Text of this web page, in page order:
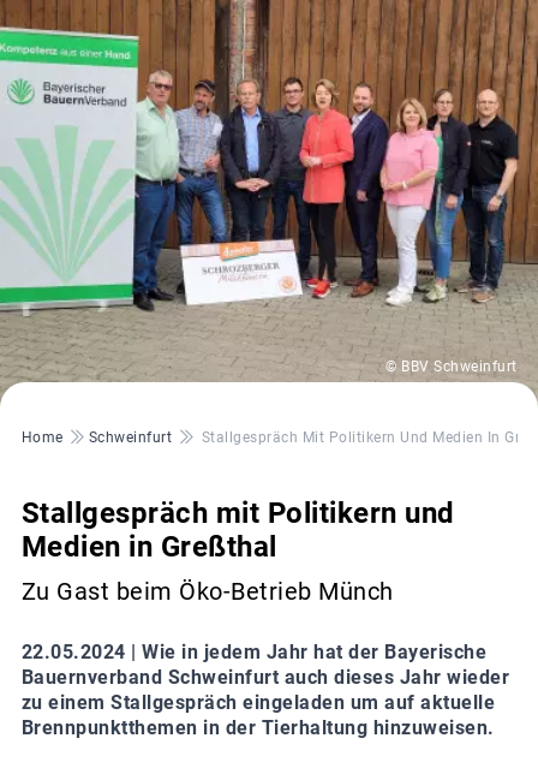
© BBV Schweinfurt
Pfadnavigation
Home Schweinfurt Stallgespräch Mit Politikern Und Medien In
Stallgespräch mit Politikern und
Medien in Greßthal
Zu Gast beim Öko-Betrieb Münch
22.05.2024 | Wie in jedem Jahr hat der Bayerische
Bauernverband Schweinfurt auch dieses Jahr wieder
zu einem Stallgespräch eingeladen um auf aktuelle
Brennpunktthemen in der Tierhaltung hinzuweisen.